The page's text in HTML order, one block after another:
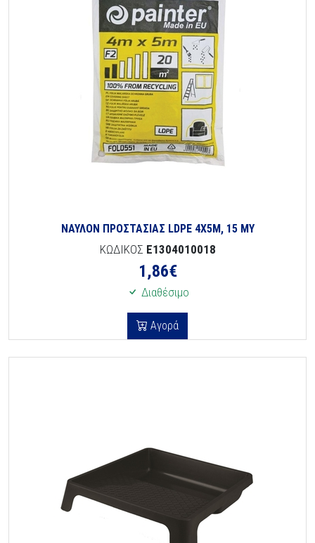
ΝΑΥΛΟΝ ΠΡΟΣΤΑΣΙΑΣ LDPE 4Χ5Μ, 15 ΜΥ
ΚΩΔΙΚΟΣ E1304010018
1,86€
Διαθέσιμο
Αγορά